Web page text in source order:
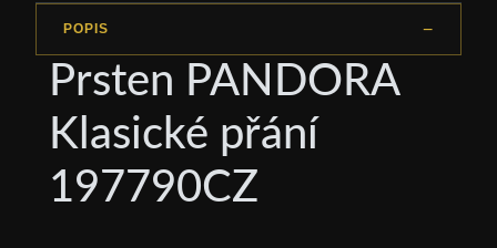
POPIS
Prsten PANDORA
Klasické přání
197790CZ